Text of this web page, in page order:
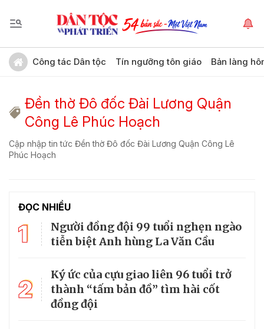
Công tác Dân tộc Tín ngưỡng tôn giáo Bản làng
Đền thờ Đô đốc Đài Lương Quận
Công Lê Phúc Hoạch
Cập nhập tin tức Đền thờ Đô đốc Đài Lương Quận Công Lê
Phúc Hoạch
ĐỌC NHIỀU
1
Người đồng đội 99 tuổi nghẹn ngào
tiễn biệt Anh hùng La Văn Cầu
2
Ký ức của cựu giao liên 96 tuổi trở
thành “tấm bản đồ” tìm hài cốt
đồng đội